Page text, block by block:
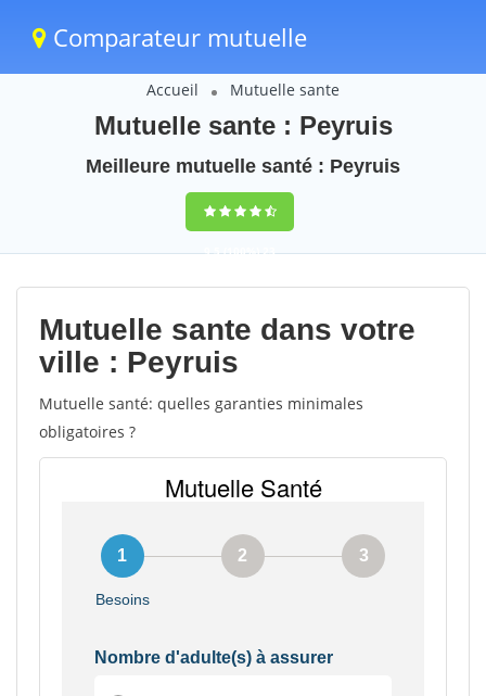
Comparateur mutuelle
Accueil Mutuelle sante
Mutuelle sante : Peyruis
Meilleure mutuelle santé : Peyruis
9,5(100%)23
votes
Mutuelle sante dans votre
ville : Peyruis
Mutuelle santé: quelles garanties minimales
obligatoires ?